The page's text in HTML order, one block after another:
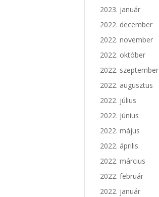
2023. január
2022. december
2022. november
2022. október
2022. szeptember
2022. augusztus
2022. július
2022. június
2022. május
2022. április
2022. március
2022. február
2022. január